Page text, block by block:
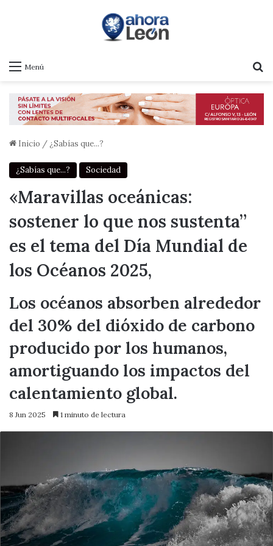
Menú
Inicio / ¿Sabías que...?
¿Sabías que...? Sociedad
«Maravillas oceánicas:
sostener lo que nos sustenta”
es el tema del Día Mundial de
los Océanos 2025,
Los océanos absorben alrededor
del 30% del dióxido de carbono
producido por los humanos,
amortiguando los impactos del
calentamiento global.
8 Jun 2025 1 minuto de lectura